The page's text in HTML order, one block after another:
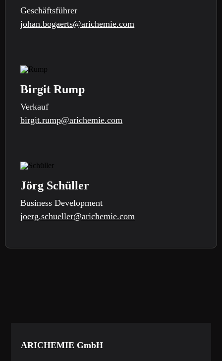
Geschäftsführer
johan.bogaerts@arichemie.com
Birgit Rump
Verkauf
birgit.rump@arichemie.com
Jörg Schüller
Business Development
joerg.schueller@arichemie.com
ARICHEMIE GmbH